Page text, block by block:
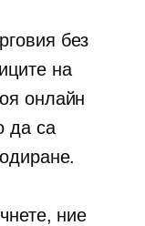
без
на
онлайн
да са
ние